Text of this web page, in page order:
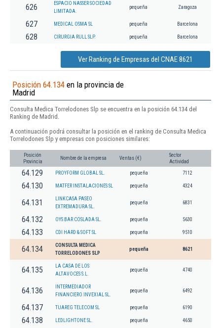
626
ESPACIO NASSER SOCIEDAD
LIMITADA.
pequeña Zaragoza
627 MEDICAL OSMA SL pequeña Barcelona
628 CIRURGIA RULL SLP. pequeña Barcelona
Ver Ranking de Empresas del CNAE 8621
Posición 64.134 en la provincia de
Madrid
Consulta Medica Torrelodones Slp se encuentra en la posición 64.134 del
Ranking de Madrid.
A continuación podrá consultar la posición en el ranking de Consulta Medica
Torrelodones Slp y empresas con posiciones similares:
Posición
Provincia
Nombre de la empresa Ventas (€)
Sector
Actividad
64.129 PROYFORM GLOBAL SL. pequeña 7112
64.130 MATFER INSTALACIONES SL pequeña 4324
64.131
LINKCASA PASEO
EXTREMADURA SL.
pequeña 6831
64.132 OYS BAR COSLADA SL. pequeña 5630
64.133 CDI HARD & SOFT SL pequeña 9510
64.134
CONSULTA MEDICA
TORRELODONES SLP
pequeña 8621
64.135
LA CASA DE LOS
ALTAVOCES S.L.
pequeña 4740
64.136
INTERMEDIADOR
FINANCIERO INVEXIAL SL.
pequeña 6492
64.137 TUAREG TELECOM SL pequeña 6190
64.138 LEDLIGHTONE SL. pequeña 4650